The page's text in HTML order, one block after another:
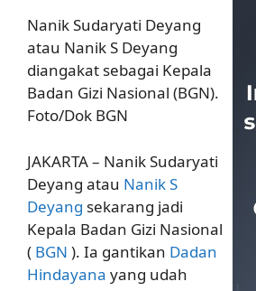
Nanik Sudaryati Deyang
atau Nanik S Deyang
diangakat sebagai Kepala
Badan Gizi Nasional (BGN).
Foto/Dok BGN
JAKARTA – Nanik Sudaryati
Deyang atau Nanik S
Deyang sekarang jadi
Kepala Badan Gizi Nasional
( BGN ). Ia gantikan Dadan
Hindayana yang udah